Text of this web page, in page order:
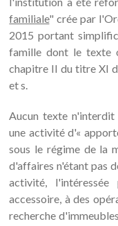
familiale" crée par
2015 portant
famille dont le texte
chapitre II du titre XI
et s.
Aucun texte n'interdit
une activité d'«
sous le régime de la
d'affaires n'étant pas
activité,
accessoire, à des
recherche